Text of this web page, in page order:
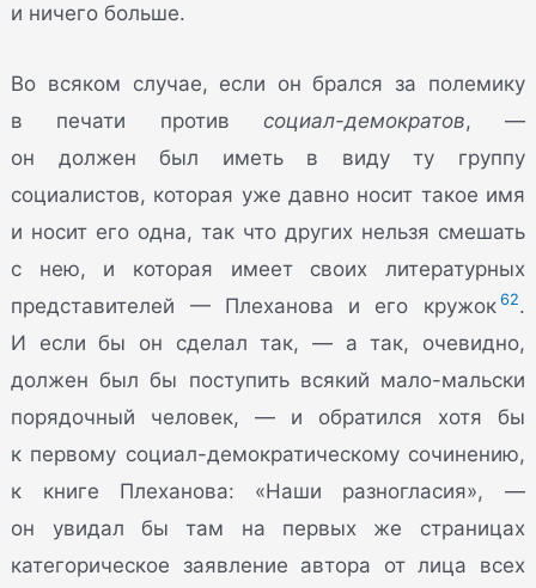
и ничего больше.
Во всяком случае, если он брался за полемику
в печати против социал-демократов, —
он должен был иметь в виду ту группу
социалистов, которая уже давно носит такое имя
и носит его одна, так что других нельзя смешать
с нею, и которая имеет своих литературных
представителей — Плеханова и его кружок 62.
И если бы он сделал так, — а так, очевидно,
должен был бы поступить всякий мало-мальски
порядочный человек, — и обратился хотя бы
к первому социал-демократическому сочинению,
к книге Плеханова: «Наши разногласия», —
он увидал бы там на первых же страницах
категорическое заявление автора от лица всех